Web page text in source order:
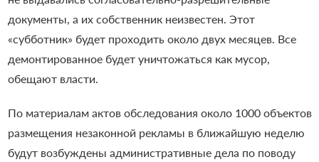
документы, а их собственник неизвестен. Этот
«субботник» будет проходить около двух месяцев. Все
демонтированное будет уничтожаться как мусор,
обещают власти.
По материалам актов обследования около 1000 объектов
размещения незаконной рекламы в ближайшую неделю
будут возбуждены административные дела по поводу